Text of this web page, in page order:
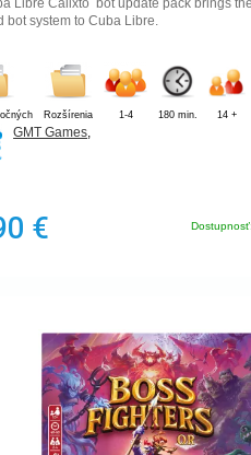
Libre Calixto bot update pack brings
bot system to Cuba Libre.
Rozšírenia 1-4 180 min. 14 +
GMT Games,
€ Dostupnosť: